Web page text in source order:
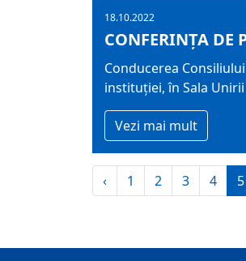
18.10.2022
CONFERINȚA DE
Conducerea
instituției, în Sala Unirii
Vezi mai mult
‹ 1 2 3 4 5